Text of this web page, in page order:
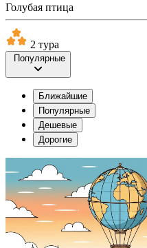
Голубая птица
2 тура
Популярные
Ближайшие
Популярные
Дешевые
Дорогие